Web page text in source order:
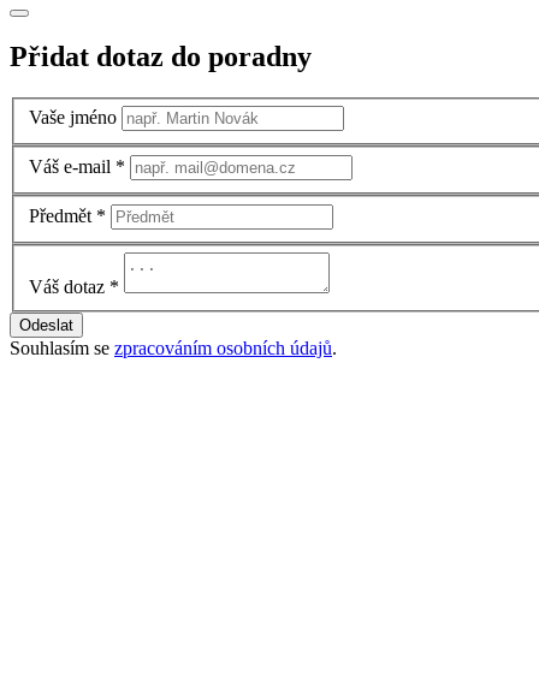
Přidat dotaz do poradny
Vaše jméno
Váš e-mail *
Předmět *
Váš dotaz *
Odeslat
Souhlasím se zpracováním osobních údajů.